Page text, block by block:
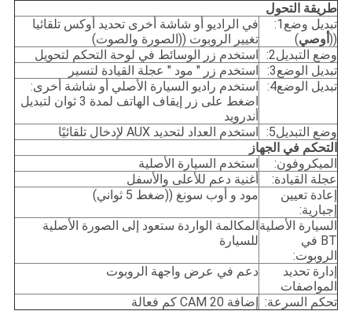
طريقة التحول
تبديل وضع1:
((أوصي)
في الراديو أو شاشة أخرى تحديد أوكس تلقائيا
تغيير الروبوت ((الصورة والصوت)
وضع التبديل2:
استخدم زر الوسائط في لوحة التحكم لتحويل
تبديل الوضع3:
استخدم زر " مود " عجلة القيادة لتسير
تبديل الوضع4:
استخدم راديو السيارة الأصلي أو شاشة أخرى:
اضغط على زر إيقاف الهاتف لمدة 3 ثوان لتبديل
أندرويد
وضع التبديل5:
استخدم العداد لتحديد AUX لإدخال تلقائيًا
التحكم في الجهاز
الميكروفون:
استخدم السيارة الأصلية
عجلة القيادة:
أغنية دعم للأعلى والأسفل
إعادة تعيين
إجبارية:
مود و أوب سونغ ((ضغط 5 ثواني)
السيارة الأصلية
BT في
الروبوت:
المكالمة الواردة ستعود إلى الصورة الأصلية
للسيارة
إدارة تحديد
المواصفات
دعم في عرض واجهة الروبوت
تحكم السرعة:
إضافة CAM 20 كم فعالة